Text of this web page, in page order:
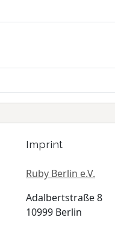
Imprint
Ruby Berlin e.V.
Adalbertstraße 8
10999 Berlin